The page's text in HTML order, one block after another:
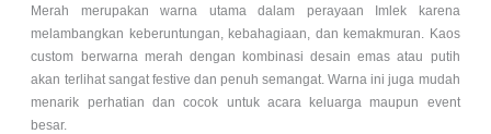
Merah merupakan warna utama dalam perayaan Imlek karena
melambangkan keberuntungan, kebahagiaan, dan kemakmuran. Kaos
custom berwarna merah dengan kombinasi desain emas atau putih
akan terlihat sangat festive dan penuh semangat. Warna ini juga mudah
menarik perhatian dan cocok untuk acara keluarga maupun event
besar.